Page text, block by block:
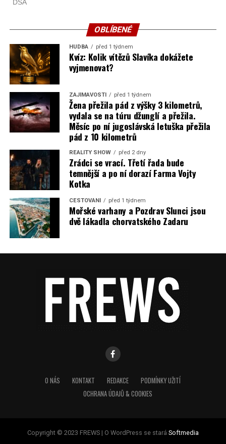
OBLÍBENÉ
HUDBA před 1 týdnem
Kvíz: Kolik vítězů Slavíka dokážete
vyjmenovat?
ZAJÍMAVOSTI před 1 týdnem
Žena přežila pád z výšky 3 kilometrů,
vydala se na túru džunglí a přežila.
Měsíc po ní jugoslávská letuška přežila
pád z 10 kilometrů
REALITY SHOW před 2 dny
Zrádci se vrací. Třetí řada bude
temnější a po ní dorazí Farma Vojty
Kotka
CESTOVÁNÍ před 1 týdnem
Mořské varhany a Pozdrav Slunci jsou
dvě lákadla chorvatského Zadaru
O NÁS KONTAKT REDAKCE
PODMÍNKY UŽITÍ
OCHRANA ÚDAJŮ & COOKIES
Copyright © 2023 FREWS | O WordPress se stará Softmedia